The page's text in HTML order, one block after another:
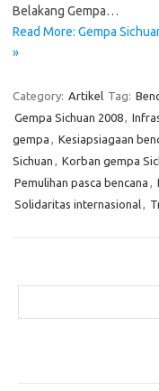
Belakang Gempa…
Read More: Gempa
»
Category: Artikel Tag:
Gempa Sichuan 2008,
gempa , Kesiapsiagaan
Sichuan , Korban gempa
Pemulihan pasca bencana ,
Solidaritas internasional,